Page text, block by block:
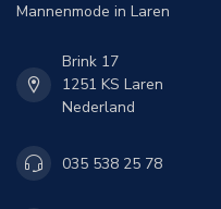
Mannenmode in Laren
Brink 17
1251 KS Laren
Nederland
035 538 25 78